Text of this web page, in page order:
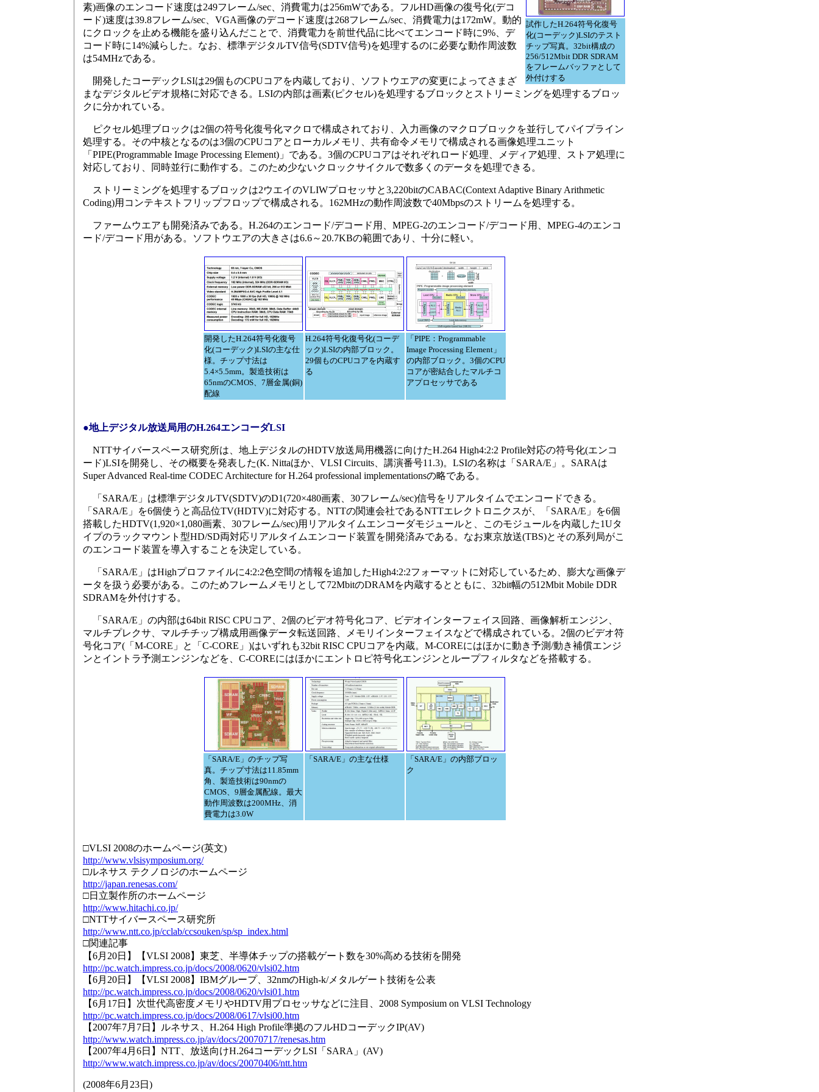
試作したH.264符号化復号
化(コーデック)LSIのテスト
チップ写真。32bit構成の
256/512Mbit DDR SDRAM
をフレームバッファとして
外付けする
素)画像のエンコード速度は249フレーム/sec、消費電力は256mWである。フルHD画像の復号化(デコ
ード)速度は39.8フレーム/sec、VGA画像のデコード速度は268フレーム/sec、消費電力は172mW。動的
にクロックを止める機能を盛り込んだことで、消費電力を前世代品に比べてエンコード時に9%、デ
コード時に14%減らした。なお、標準デジタルTV信号(SDTV信号)を処理するのに必要な動作周波数
は54MHzである。
開発したコーデックLSIは29個ものCPUコアを内蔵しており、ソフトウエアの変更によってさまざ
まなデジタルビデオ規格に対応できる。LSIの内部は画素(ピクセル)を処理するブロックとストリーミングを処理するブロッ
クに分かれている。
ピクセル処理ブロックは2個の符号化復号化マクロで構成されており、入力画像のマクロブロックを並行してパイプライン
処理する。その中核となるのは3個のCPUコアとローカルメモリ、共有命令メモリで構成される画像処理ユニット
「PIPE(Programmable Image Processing Element)」である。3個のCPUコアはそれぞれロード処理、メディア処理、ストア処理に
対応しており、同時並行に動作する。このため少ないクロックサイクルで数多くのデータを処理できる。
ストリーミングを処理するブロックは2ウエイのVLIWプロセッサと3,220bitのCABAC(Context Adaptive Binary Arithmetic
Coding)用コンテキストフリップフロップで構成される。162MHzの動作周波数で40Mbpsのストリームを処理する。
ファームウエアも開発済みである。H.264のエンコード/デコード用、MPEG-2のエンコード/デコード用、MPEG-4のエンコ
ード/デコード用がある。ソフトウエアの大きさは6.6～20.7KBの範囲であり、十分に軽い。
開発したH.264符号化復号
化(コーデック)LSIの主な仕
様。チップ寸法は
5.4×5.5mm。製造技術は
65nmのCMOS、7層金属(銅)
配線
H.264符号化復号化(コーデ
ック)LSIの内部ブロック。
29個ものCPUコアを内蔵す
る
「PIPE：Programmable
Image Processing Element」
の内部ブロック。3個のCPU
コアが密結合したマルチコ
アプロセッサである
●地上デジタル放送局用のH.264エンコーダLSI
NTTサイバースペース研究所は、地上デジタルのHDTV放送局用機器に向けたH.264 High4:2:2 Profile対応の符号化(エンコ
ード)LSIを開発し、その概要を発表した(K. Nittaほか、VLSI Circuits、講演番号11.3)。LSIの名称は「SARA/E」。SARAは
Super Advanced Real-time CODEC Architecture for H.264 professional implementationsの略である。
「SARA/E」は標準デジタルTV(SDTV)のD1(720×480画素、30フレーム/sec)信号をリアルタイムでエンコードできる。
「SARA/E」を6個使うと高品位TV(HDTV)に対応する。NTTの関連会社であるNTTエレクトロニクスが、「SARA/E」を6個
搭載したHDTV(1,920×1,080画素、30フレーム/sec)用リアルタイムエンコーダモジュールと、このモジュールを内蔵した1Uタ
イプのラックマウント型HD/SD両対応リアルタイムエンコード装置を開発済みである。なお東京放送(TBS)とその系列局がこ
のエンコード装置を導入することを決定している。
「SARA/E」はHighプロファイルに4:2:2色空間の情報を追加したHigh4:2:2フォーマットに対応しているため、膨大な画像デ
ータを扱う必要がある。このためフレームメモリとして72MbitのDRAMを内蔵するとともに、32bit幅の512Mbit Mobile DDR
SDRAMを外付けする。
「SARA/E」の内部は64bit RISC CPUコア、2個のビデオ符号化コア、ビデオインターフェイス回路、画像解析エンジン、
マルチプレクサ、マルチチップ構成用画像データ転送回路、メモリインターフェイスなどで構成されている。2個のビデオ符
号化コア(「M-CORE」と「C-CORE」)はいずれも32bit RISC CPUコアを内蔵。M-COREにはほかに動き予測/動き補償エンジ
ンとイントラ予測エンジンなどを、C-COREにはほかにエントロピ符号化エンジンとループフィルタなどを搭載する。
「SARA/E」のチップ写
真。チップ寸法は11.85mm
角、製造技術は90nmの
CMOS、9層金属配線。最大
動作周波数は200MHz、消
費電力は3.0W
「SARA/E」の主な仕様
「SARA/E」の内部ブロッ
ク
□VLSI 2008のホームページ(英文)
http://www.vlsisymposium.org/
□ルネサス テクノロジのホームページ
http://japan.renesas.com/
□日立製作所のホームページ
http://www.hitachi.co.jp/
□NTTサイバースペース研究所
http://www.ntt.co.jp/cclab/ccsouken/sp/sp_index.html
□関連記事
【6月20日】【VLSI 2008】東芝、半導体チップの搭載ゲート数を30%高める技術を開発
http://pc.watch.impress.co.jp/docs/2008/0620/vlsi02.htm
【6月20日】【VLSI 2008】IBMグループ、32nmのHigh-k/メタルゲート技術を公表
http://pc.watch.impress.co.jp/docs/2008/0620/vlsi01.htm
【6月17日】次世代高密度メモリやHDTV用プロセッサなどに注目、2008 Symposium on VLSI Technology
http://pc.watch.impress.co.jp/docs/2008/0617/vlsi00.htm
【2007年7月7日】ルネサス、H.264 High Profile準拠のフルHDコーデックIP(AV)
http://www.watch.impress.co.jp/av/docs/20070717/renesas.htm
【2007年4月6日】NTT、放送向けH.264コーデックLSI「SARA」(AV)
http://www.watch.impress.co.jp/av/docs/20070406/ntt.htm
(2008年6月23日 )